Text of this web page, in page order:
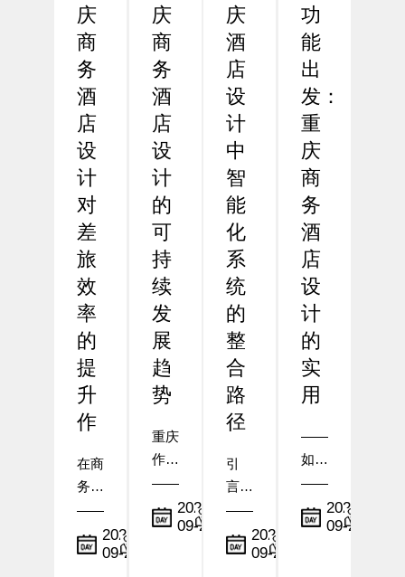
庆
商
务
酒
店
设
计
对
差
旅
效
率
的
提
升
作
在商
务出
行需
求日
益增
2025-
09-24
庆
商
务
酒
店
设
计
的
可
持
续
发
展
趋
势
重庆
作为
中国
西南
地区
2025-
09-23
庆
酒
店
设
计
中
智
能
化
系
统
的
整
合
路
径
引
言：
从传
统到
智
2025-
09-23
功
能
出
发：
重
庆
商
务
酒
店
设
计
的
实
用
——
如何
在布
局与
设施
2025-
09-22